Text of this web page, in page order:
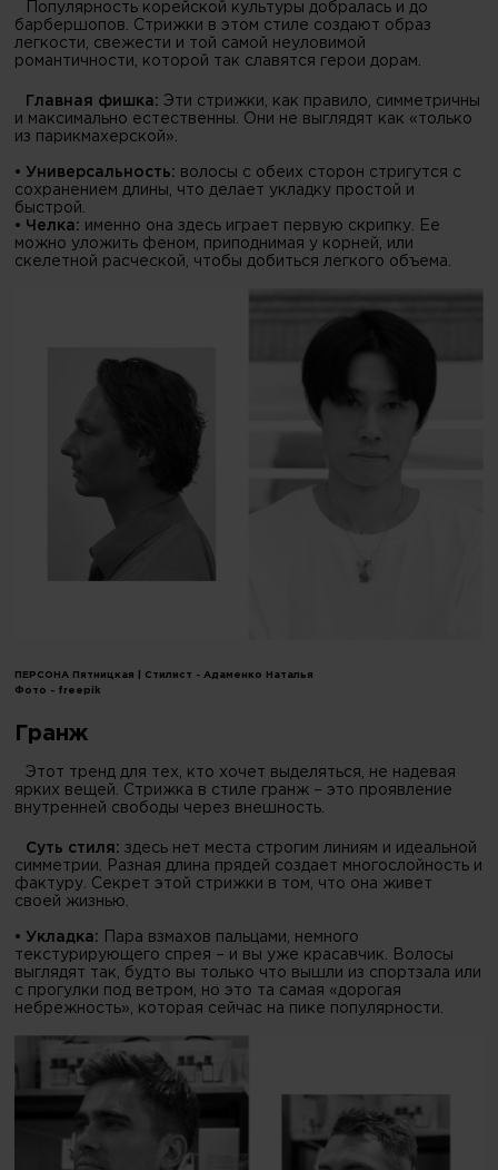
Популярность корейской культуры добралась и до
барбершопов. Стрижки в этом стиле создают образ
легкости, свежести и той самой неуловимой
романтичности, которой так славятся герои дорам.
Главная фишка: Эти стрижки, как правило, симметричны
и максимально естественны. Они не выглядят как «только
из парикмахерской».
• Универсальность: волосы с обеих сторон стригутся с
сохранением длины, что делает укладку простой и
быстрой.
• Челка: именно она здесь играет первую скрипку. Ее
можно уложить феном, приподнимая у корней, или
скелетной расческой, чтобы добиться легкого объема.
ПЕРСОНА Пятницкая | Стилист - Адаменко Наталья
Фото - freepik
Гранж
Этот тренд для тех, кто хочет выделяться, не надевая
ярких вещей. Стрижка в стиле гранж – это проявление
внутренней свободы через внешность.
Суть стиля: здесь нет места строгим линиям и идеальной
симметрии. Разная длина прядей создает многослойность и
фактуру. Секрет этой стрижки в том, что она живет
своей жизнью.
• Укладка:
Пара взмахов пальцами, немного
текстурирующего спрея – и вы уже красавчик. Волосы
выглядят так, будто вы только что вышли из спортзала или
с прогулки под ветром, но это та самая «дорогая
небрежность», которая сейчас на пике популярности.